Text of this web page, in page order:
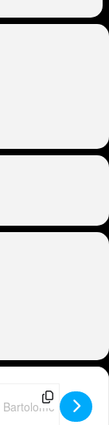
- Peter Wackel LIVE
Address - ESP -